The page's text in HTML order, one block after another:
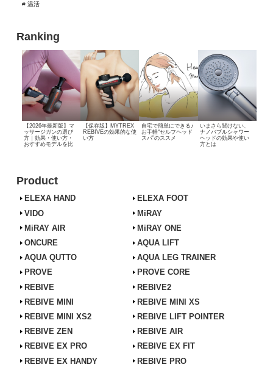
# 温活
Ranking
【2026年最新版】マ
ッサージガンの選び
方｜効果・使い方・
おすすめモデルを比
較
【保存版】MYTREX
REBIVEの効果的な使
い方
自宅で簡単にできる♪
お手軽“セルフヘッド
スパ”のススメ
いまさら聞けない、
ナノバブルシャワー
ヘッドの効果や使い
方とは
Product
ELEXA HAND
ELEXA FOOT
VIDO
MiRAY
MiRAY AIR
MiRAY ONE
ONCURE
AQUA LIFT
AQUA QUTTO
AQUA LEG TRAINER
PROVE
PROVE CORE
REBIVE
REBIVE2
REBIVE MINI
REBIVE MINI XS
REBIVE MINI XS2
REBIVE LIFT POINTER
REBIVE ZEN
REBIVE AIR
REBIVE EX PRO
REBIVE EX FIT
REBIVE EX HANDY
REBIVE PRO